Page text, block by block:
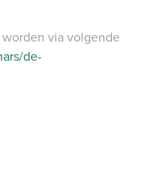
via volgende
de-